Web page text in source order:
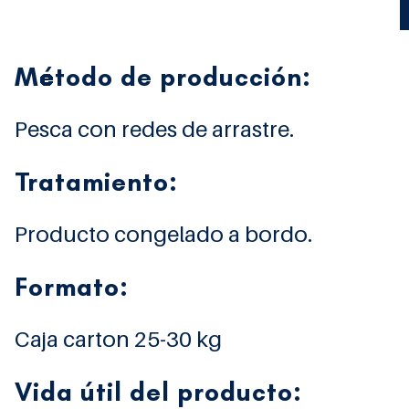
Método de producción:
Pesca con redes de arrastre.
Tratamiento:
Producto congelado a bordo.
Formato:
Caja carton 25-30 kg
Vida útil del producto: